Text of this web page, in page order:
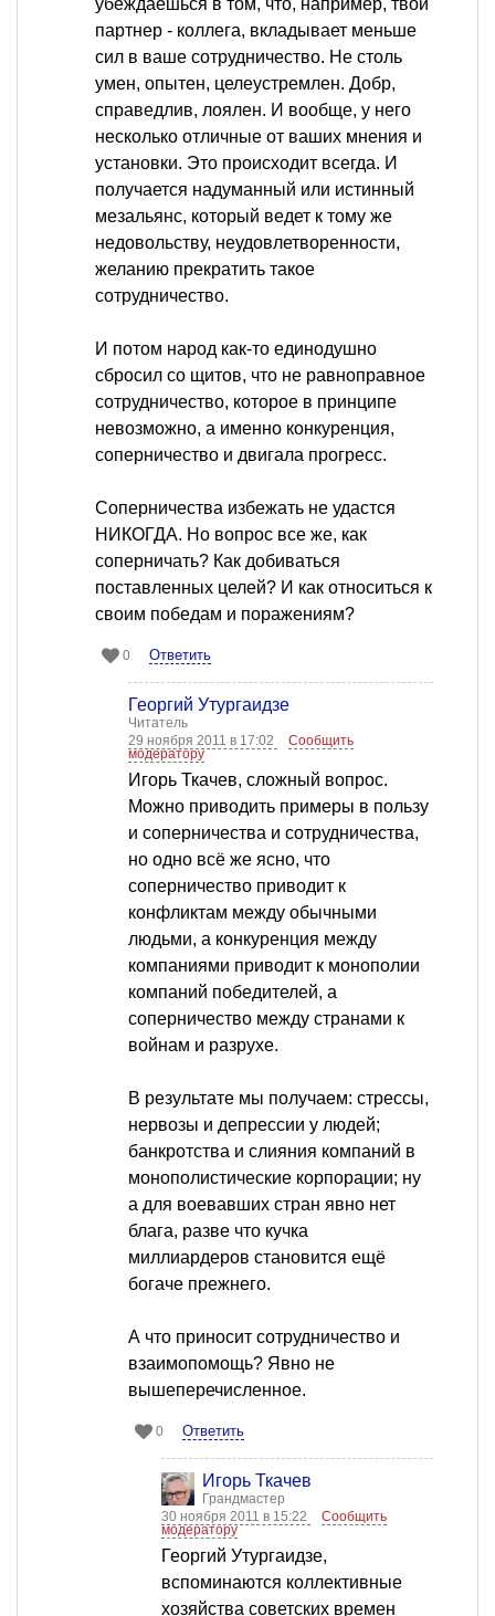
партнер - коллега, вкладывает меньше
сил в ваше сотрудничество. Не столь
умен, опытен, целеустремлен. Добр,
справедлив, лоялен. И вообще, у него
несколько отличные от ваших мнения и
установки. Это происходит всегда. И
получается надуманный или истинный
мезальянс, который ведет к тому же
недовольству, неудовлетворенности,
желанию прекратить такое
сотрудничество.
И потом народ как-то единодушно
сбросил со щитов, что не равноправное
сотрудничество, которое в принципе
невозможно, а именно конкуренция,
соперничество и двигала прогресс.
Соперничества избежать не удастся
НИКОГДА. Но вопрос все же, как
соперничать? Как добиваться
поставленных целей? И как относиться к
своим победам и поражениям?
0 Ответить
Георгий Утургаидзе
Читатель
29 ноября 2011 в 17:02
Сообщить
модератору
Игорь Ткачев, сложный вопрос.
Можно приводить примеры в пользу
и соперничества и сотрудничества,
но одно всё же ясно, что
соперничество приводит к
конфликтам между обычными
людьми, а конкуренция между
компаниями приводит к монополии
компаний победителей, а
соперничество между странами к
войнам и разрухе.
В результате мы получаем: стрессы,
нервозы и депрессии у людей;
банкротства и слияния компаний в
монополистические корпорации; ну
а для воевавших стран явно нет
блага, разве что кучка
миллиардеров становится ещё
богаче прежнего.
А что приносит сотрудничество и
взаимопомощь? Явно не
вышеперечисленное.
0 Ответить
Игорь Ткачев
Грандмастер
30 ноября 2011 в 15:22
Сообщить
модератору
Георгий Утургаидзе,
вспоминаются коллективные
хозяйства советских времен